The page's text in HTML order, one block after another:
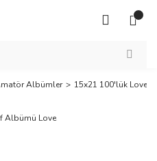
Albümler 15x21 100'lük Love